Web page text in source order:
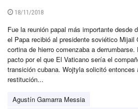
18/11/2018
Fue la reunión papal más importante desde
el Papa recibió al presidente soviético Mijail
cortina de hierro comenzaba a
pacto por el que El Vaticano sería el
transición cubana. Wojtyla solicitó entonces
restitución...
Agustín Gamarra Messia